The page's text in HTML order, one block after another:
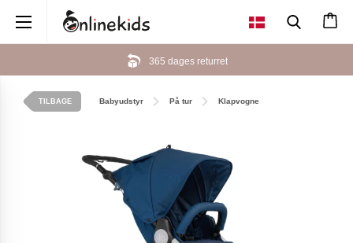
365 dages returret
TILBAGE Babyudstyr På tur Klapvogne